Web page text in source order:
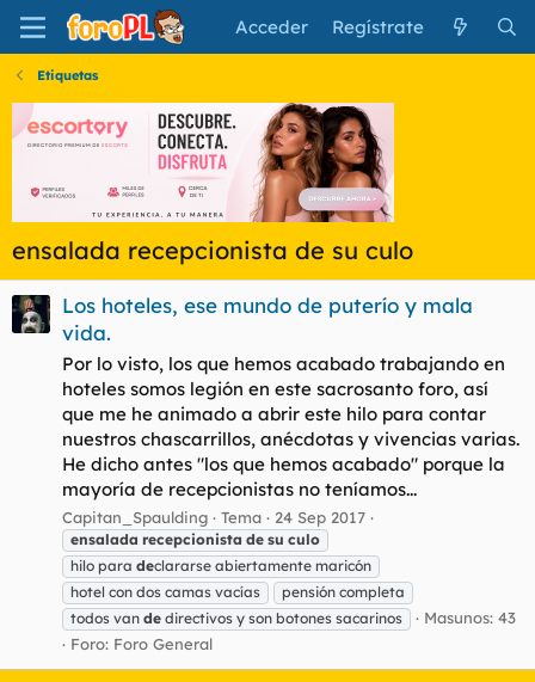
Acceder Regístrate
Etiquetas
ensalada recepcionista de su culo
Los hoteles, ese mundo de puterío y mala
vida.
Por lo visto, los que hemos acabado trabajando en
hoteles somos legión en este sacrosanto foro, así
que me he animado a abrir este hilo para contar
nuestros chascarrillos, anécdotas y vivencias varias.
He dicho antes "los que hemos acabado" porque la
mayoría de recepcionistas no teníamos...
Capitan_Spaulding Tema 24 Sep 2017
ensalada recepcionista de su culo
hilo para declararse abiertamente maricón
hotel con dos camas vacías
pensión completa
todos van de directivos y son botones sacarinos
Masunos: 43
Foro: Foro General